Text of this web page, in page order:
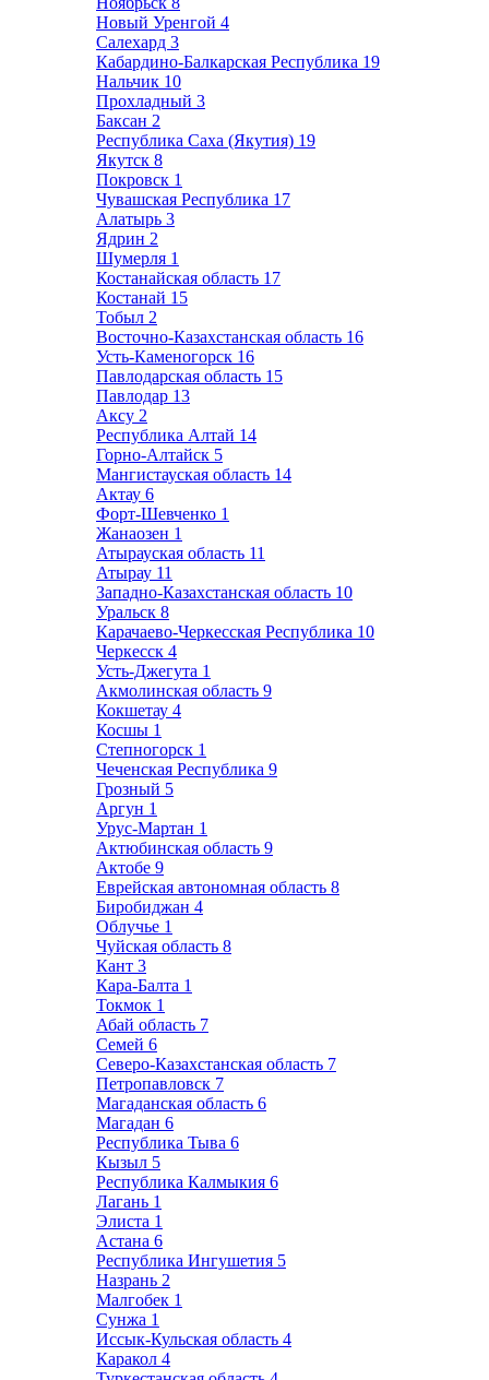
Новый Уренгой 4
Салехард 3
Кабардино-Балкарская Республика 19
Нальчик 10
Прохладный 3
Баксан 2
Республика Саха (Якутия) 19
Якутск 8
Покровск 1
Чувашская Республика 17
Алатырь 3
Ядрин 2
Шумерля 1
Костанайская область 17
Костанай 15
Тобыл 2
Восточно-Казахстанская область 16
Усть-Каменогорск 16
Павлодарская область 15
Павлодар 13
Аксу 2
Республика Алтай 14
Горно-Алтайск 5
Мангистауская область 14
Актау 6
Форт-Шевченко 1
Жанаозен 1
Атырауская область 11
Атырау 11
Западно-Казахстанская область 10
Уральск 8
Карачаево-Черкесская Республика 10
Черкесск 4
Усть-Джегута 1
Акмолинская область 9
Кокшетау 4
Косшы 1
Степногорск 1
Чеченская Республика 9
Грозный 5
Аргун 1
Урус-Мартан 1
Актюбинская область 9
Актобе 9
Еврейская автономная область 8
Биробиджан 4
Облучье 1
Чуйская область 8
Кант 3
Кара-Балта 1
Токмок 1
Абай область 7
Семей 6
Северо-Казахстанская область 7
Петропавловск 7
Магаданская область 6
Магадан 6
Республика Тыва 6
Кызыл 5
Республика Калмыкия 6
Лагань 1
Элиста 1
Астана 6
Республика Ингушетия 5
Назрань 2
Малгобек 1
Сунжа 1
Иссык-Кульская область 4
Каракол 4